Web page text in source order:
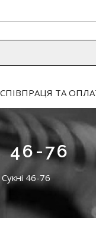
СПІВПРАЦЯ ТА
46-76
Сукні 46-76